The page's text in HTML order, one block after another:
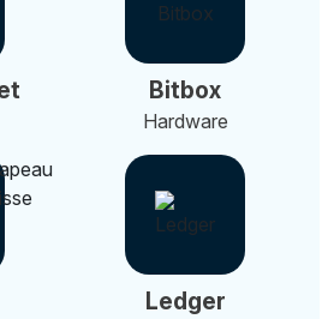
Bitbox
Hardware
Ledger